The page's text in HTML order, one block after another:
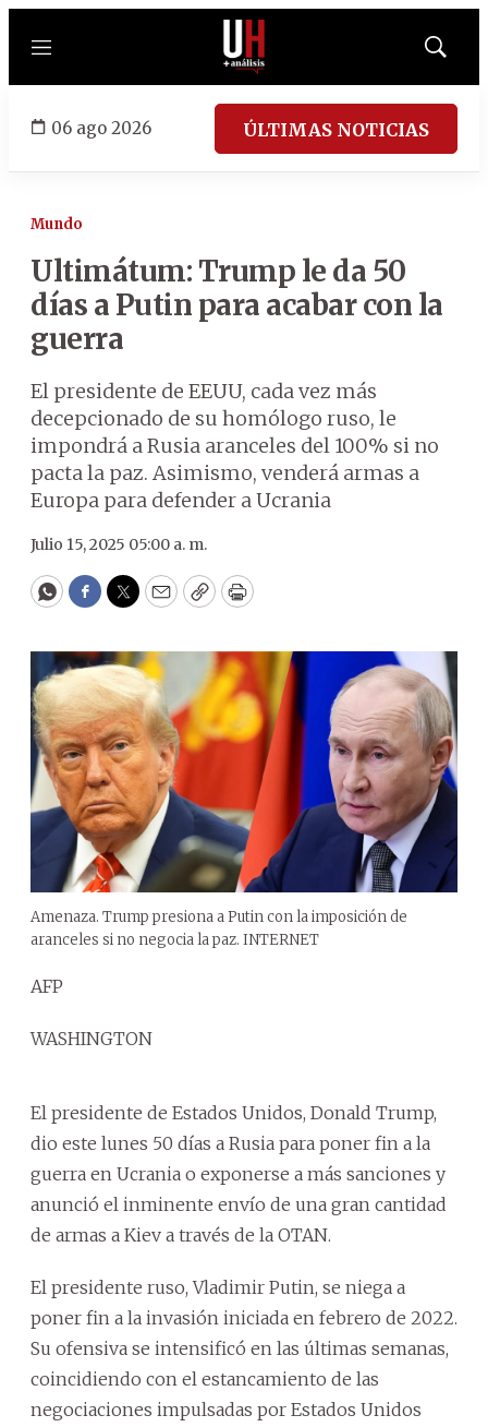
Menú
Mostrar
06 ago 2026 ÚLTIMAS NOTICIAS
Mundo
Ultimátum: Trump le da 50
días a Putin para acabar con la
guerra
El presidente de EEUU, cada vez más
decepcionado de su homólogo ruso, le
impondrá a Rusia aranceles del 100% si no
pacta la paz. Asimismo, venderá armas a
Europa para defender a Ucrania
Julio 15, 2025 05:00 a. m.
WhatsApp
Facebook
Twitter
EmailCopyPrint
Amenaza. Trump presiona a Putin con la imposición de
aranceles si no negocia la paz. INTERNET
AFP
WASHINGTON
El presidente de Estados Unidos, Donald Trump,
dio este lunes 50 días a Rusia para poner fin a la
guerra en Ucrania o exponerse a más sanciones y
anunció el inminente envío de una gran cantidad
de armas a Kiev a través de la OTAN.
El presidente ruso, Vladimir Putin, se niega a
poner fin a la invasión iniciada en febrero de 2022.
Su ofensiva se intensificó en las últimas semanas,
coincidiendo con el estancamiento de las
negociaciones impulsadas por Estados Unidos